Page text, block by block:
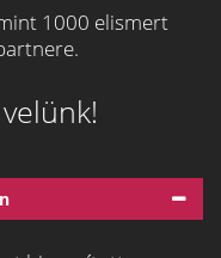
1000 elismert